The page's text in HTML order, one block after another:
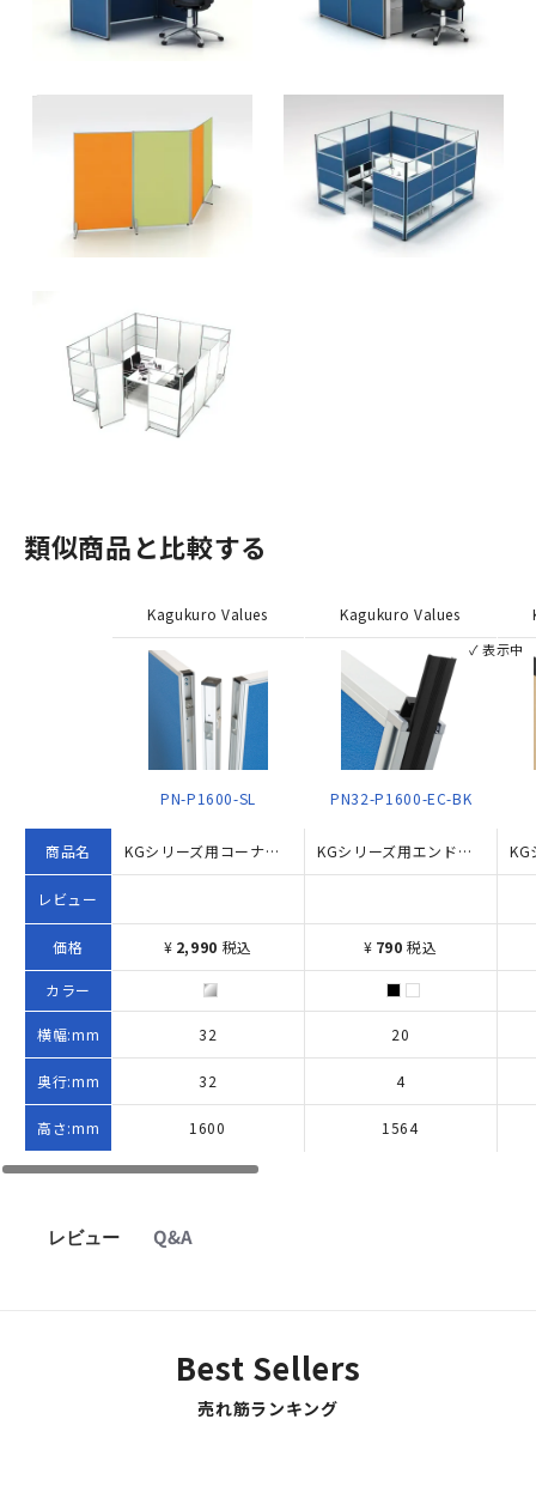
類似商品と比較する
商品名
レビュー
価格
カラー
横幅:mm
奥行:mm
高さ:mm
Kagukuro Values
PN-P1600-SL
✓ 表示中
KGシリーズ用コーナーポール H1600
¥ 2,990 税込
32
32
1600
Kagukuro Values
PN32-P1600-EC-BK
KGシリーズ用エンドカバー H1600
¥ 790 税込
20
4
1564
レビュー Q&A
Best Sellers
売れ筋ランキング